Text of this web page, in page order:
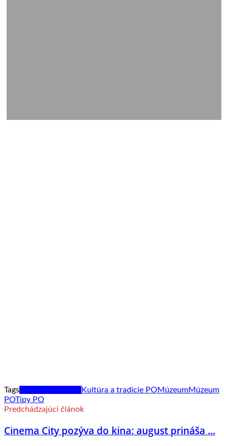
Tags Kultúra a tradície POMúzeumMúzeum
POTipy PO
Predchádzajúci článok
Cinema City pozýva do kina: august prináša ...